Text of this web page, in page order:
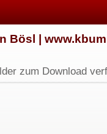
Bösl |
zum Download